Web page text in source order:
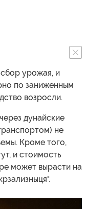
урожая, и
по заниженным
возросли.
дунайские
не
Кроме того,
и стоимость
может вырасти на